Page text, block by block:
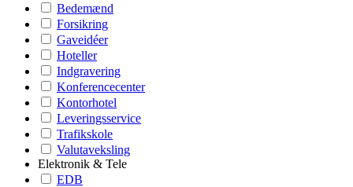
Bedemænd
Forsikring
Gaveidéer
Hoteller
Indgravering
Konferencecenter
Kontorhotel
Leveringsservice
Trafikskole
Valutaveksling
Elektronik & Tele
EDB